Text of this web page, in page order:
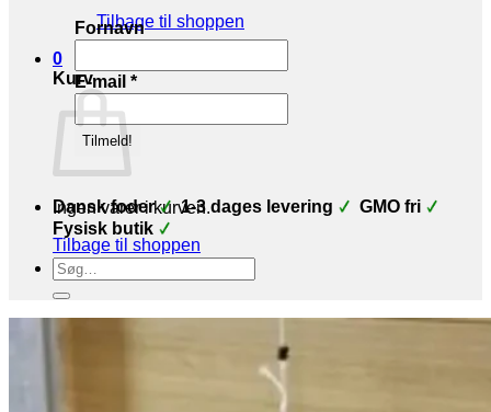
Tilbage til shoppen
0
Kurv
Ingen varer i kurven.
Tilbage til shoppen
Fornavn
E-mail *
Dansk foder 1-3 dages levering
GMO fri
Fysisk butik
Søg
efter: